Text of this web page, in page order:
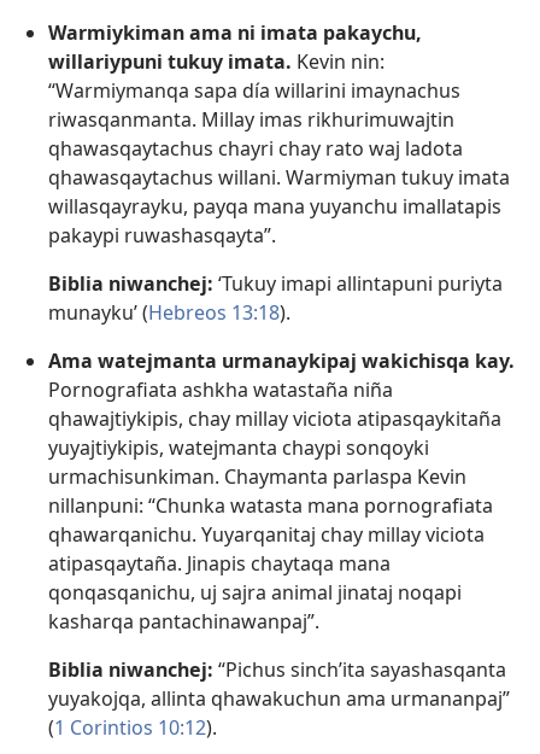
Warmiykiman ama ni imata pakaychu,
willariypuni tukuy imata. Kevin nin:
“Warmiymanqa sapa día willarini imaynachus
riwasqanmanta. Millay imas rikhurimuwajtin
qhawasqaytachus chayri chay rato waj ladota
qhawasqaytachus willani. Warmiyman tukuy imata
willasqayrayku, payqa mana yuyanchu imallatapis
pakaypi ruwashasqayta”.
Biblia niwanchej: ‘Tukuy imapi allintapuni puriyta
munayku’ (Hebreos 13:18).
Ama watejmanta urmanaykipaj wakichisqa kay.
Pornografiata ashkha watastaña niña
qhawajtiykipis, chay millay viciota atipasqaykitaña
yuyajtiykipis, watejmanta chaypi sonqoyki
urmachisunkiman. Chaymanta parlaspa Kevin
nillanpuni: “Chunka watasta mana pornografiata
qhawarqanichu. Yuyarqanitaj chay millay viciota
atipasqaytaña. Jinapis chaytaqa mana
qonqasqanichu, uj sajra animal jinataj noqapi
kasharqa pantachinawanpaj”.
Biblia niwanchej: “Pichus sinchʼita sayashasqanta
yuyakojqa, allinta qhawakuchun ama urmananpaj”
(1 Corintios 10:12).